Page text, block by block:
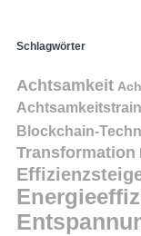
Schlagwörter
Achtsamkeit
Blockchain-
Transformation